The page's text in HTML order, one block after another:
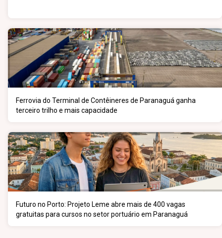
Ferrovia do Terminal de Contêineres de Paranaguá ganha
terceiro trilho e mais capacidade
Futuro no Porto: Projeto Leme abre mais de 400 vagas
gratuitas para cursos no setor portuário em Paranaguá